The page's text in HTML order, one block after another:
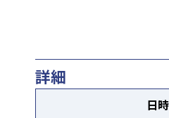
詳細
日時